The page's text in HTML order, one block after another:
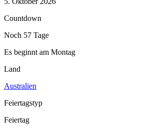
Countdown
Noch 57 Tage
Es beginnt am Montag
Land
Australien
Feiertagstyp
Feiertag